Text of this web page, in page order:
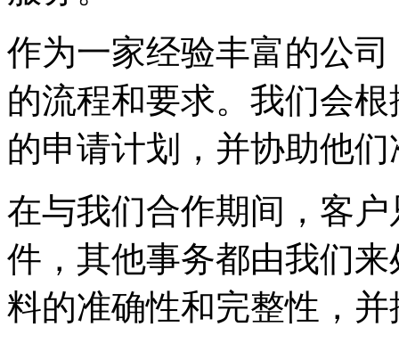
作为一家经验丰富的公
的流程和要求。我们会
的申请计划，并协助他
在与我们合作期间，客
件，其他事务都由我们
料的准确性和完整性，